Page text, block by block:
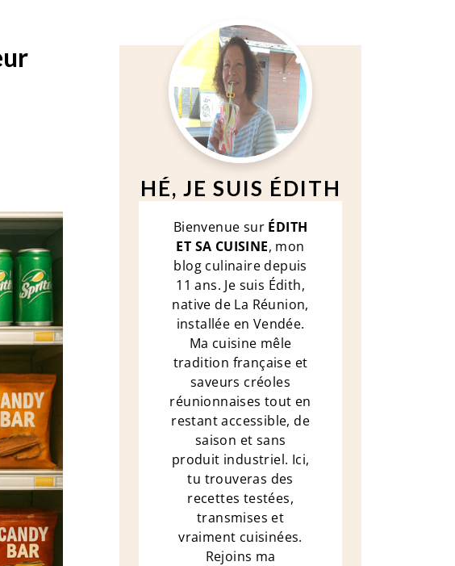
HÉ, JE SUIS ÉDITH
Bienvenue sur ÉDITH
ET SA CUISINE, mon
blog culinaire depuis
11 ans. Je suis Édith,
native de La Réunion,
installée en Vendée.
Ma cuisine mêle
tradition française et
saveurs créoles
réunionnaises tout en
restant accessible, de
saison et sans
produit industriel. Ici,
tu trouveras des
recettes testées,
transmises et
vraiment cuisinées.
Rejoins ma